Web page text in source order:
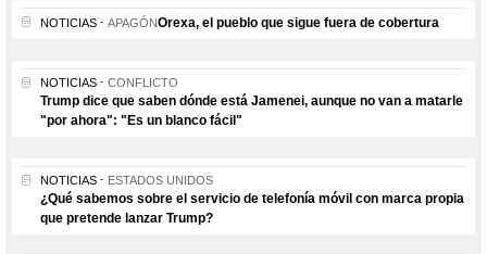
NOTICIAS APAGÓNOrexa, el pueblo que sigue fuera de cobertura
NOTICIAS CONFLICTO
Trump dice que saben dónde está Jamenei, aunque no van a matarle
"por ahora": "Es un blanco fácil"
NOTICIAS ESTADOS UNIDOS
¿Qué sabemos sobre el servicio de telefonía móvil con marca propia
que pretende lanzar Trump?